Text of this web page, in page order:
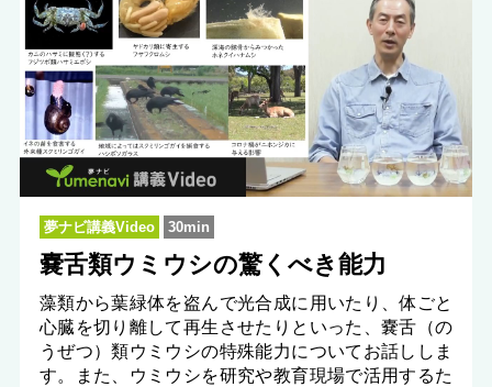
夢ナビ講義Video 30min
嚢舌類ウミウシの驚くべき能力
藻類から葉緑体を盗んで光合成に用いたり、体ごと
心臓を切り離して再生させたりといった、嚢舌（の
うぜつ）類ウミウシの特殊能力についてお話ししま
す。また、ウミウシを研究や教育現場で活用するた